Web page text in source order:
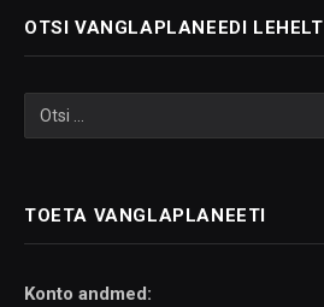
OTSI VANGLAPLANEEDI LEHELT
TOETA VANGLAPLANEETI
Konto andmed: